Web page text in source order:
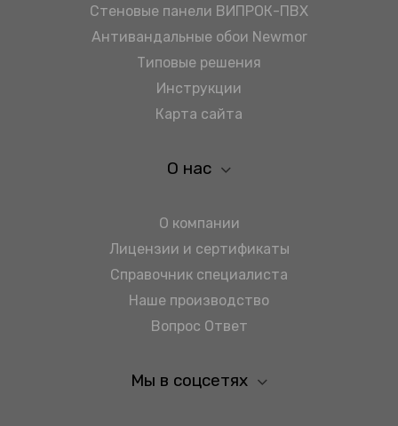
Стеновые панели ВИПРОК-ПВХ
Антивандальные обои Newmor
Типовые решения
Инструкции
Карта сайта
О нас
О компании
Лицензии и сертификаты
Справочник специалиста
Наше производство
Вопрос Ответ
Мы в соцсетях